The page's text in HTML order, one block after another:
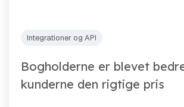
Integrationer og API
Bogholderne er blevet
kunderne den rigtige pris